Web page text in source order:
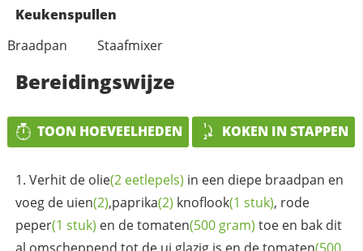
Keukenspullen
Braadpan
Staafmixer
Bereidingswijze
TOON HOEVEELHEDEN KOKEN IN STAPPEN
Verhit de olie(2 eetlepels) in een diepe braadpan en
voeg de uien(2),paprika(2) knoflook(1 stuk), rode
peper(1 stuk) en detomaten(500 gram) toe en bak dit
al omscheppend tot de ui glazig is en detomaten(500